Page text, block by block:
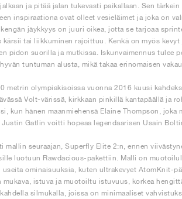
ja pitää jalan tukevasti paikallaan. Sen
inspiraationa ovat olleet vesieläimet ja joka on
jäykkyys on juuri oikea, jotta se tarjoaa
kärsii tai liikkuminen rajoittuu. Kenkä on myös
pidon suorilla ja mutkissa. Iskunvaimennus tulee
tuntuman alusta, mikä takaa erinomaisen
metrin olympiakisoissa vuonna 2016 kuusi
Volt-värissä, kirkkaan pinkillä kantapäällä ja
kun hänen maanmiehensä Elaine Thompson,
Gatlin voitti hopeaa legendaarisen Usain
mallin seuraajan, Superfly Elite 2:n, ennen
luotuun Rawdacious-pakettiin. Malli on
useita ominaisuuksia, kuten ultrakevyet AtomKnit-
mukava, istuva ja muotoiltu istuvuus, korkea
silmukalla, joissa on minimaaliset